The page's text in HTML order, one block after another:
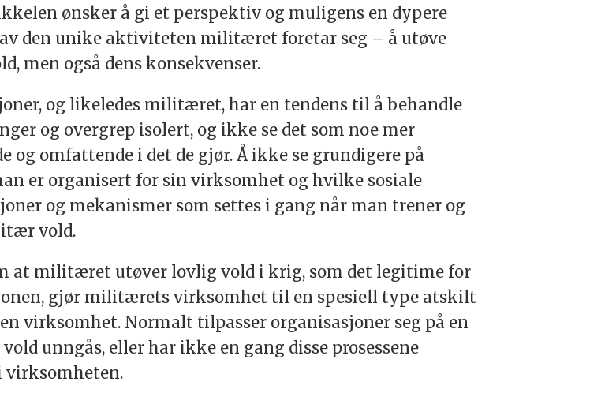
ønsker å gi et perspektiv og muligens en dypere
den unike aktiviteten militæret foretar seg – å utøve
men også dens konsekvenser.
og likeledes militæret, har en tendens til å behandle
og overgrep isolert, og ikke se det som noe mer
og omfattende i det de gjør. Å ikke se grundigere på
er organisert for sin virksomhet og hvilke sosiale
og mekanismer som settes i gang når man trener og
vold.
at militæret utøver lovlig vold i krig, som det legitime for
gjør militærets virksomhet til en spesiell type atskilt
virksomhet. Normalt tilpasser organisasjoner seg på en
unngås, eller har ikke en gang disse prosessene